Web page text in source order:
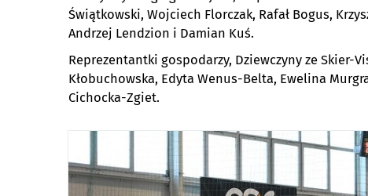
Świątkowski, Wojciech Florczak, Rafał Bogus,
Andrzej Lendzion i Damian Kuś.
Reprezentantki gospodarzy, Dziewczyny ze Skier-
Kłobuchowska, Edyta Wenus-Belta, Ewelina
Cichocka-Zgiet.